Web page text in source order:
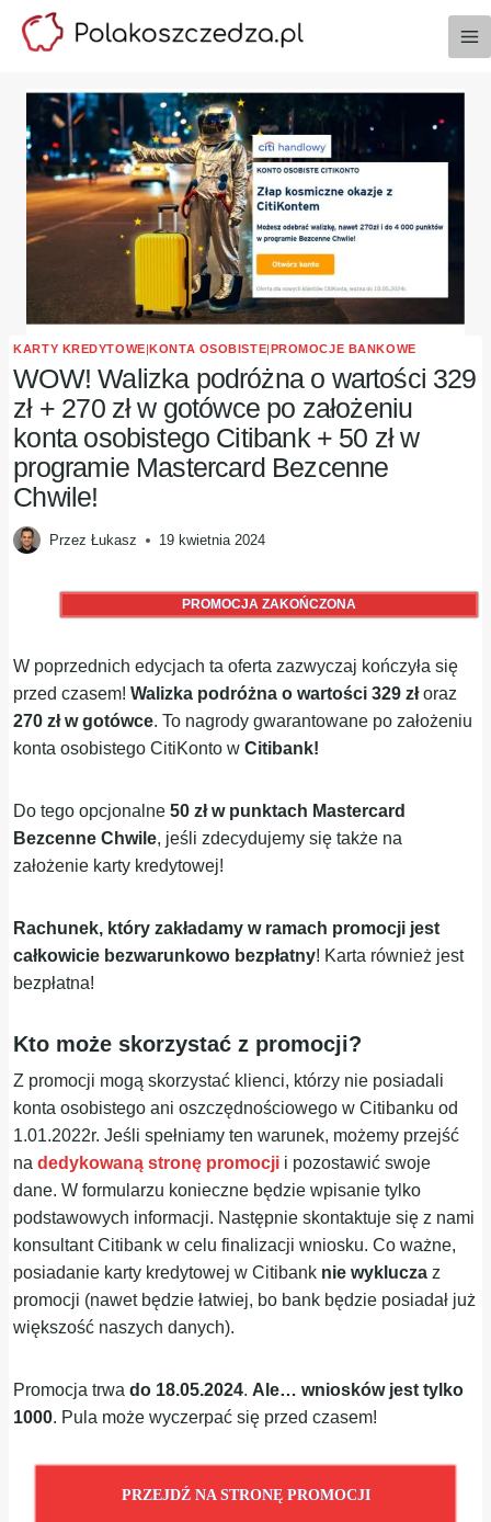
Przejdź
KARTY KREDYTOWE|KONTA OSOBISTE|PROMOCJE BANKOWE
WOW! Walizka podróżna o wartości 329
zł + 270 zł w gotówce po założeniu
konta osobistego Citibank + 50 zł w
programie Mastercard Bezcenne
Chwile!
Przez Łukasz 19 kwietnia 2024
PROMOCJA ZAKOŃCZONA
W poprzednich edycjach ta oferta zazwyczaj kończyła się
przed czasem!Walizka podróżna o wartości 329 złoraz
270 zł w gotówce. To nagrody gwarantowane po założeniu
konta osobistego CitiKonto wCitibank!
Do tego opcjonalne50 zł w punktach Mastercard
Bezcenne Chwile, jeśli zdecydujemy się także na
założenie karty kredytowej!
Rachunek, który zakładamy w ramach promocji jest
całkowicie bezwarunkowo bezpłatny! Karta również jest
bezpłatna!
Kto może skorzystać z promocji?
Z promocji mogą skorzystać klienci, którzy nie posiadali
konta osobistego ani oszczędnościowego w Citibanku od
1.01.2022r. Jeśli spełniamy ten warunek, możemy przejść
nadedykowaną stronę promocji i pozostawić swoje
dane. W formularzu konieczne będzie wpisanie tylko
podstawowych informacji. Następnie skontaktuje się z nami
konsultant Citibank w celu finalizacji wniosku. Co ważne,
posiadanie karty kredytowej w Citibank nie wyklucza z
promocji (nawet będzie łatwiej, bo bank będzie posiadał już
większość naszych danych).
Promocja trwado 18.05.2024. Ale… wniosków jest tylko
1000. Pula może wyczerpać się przed czasem!
PRZEJDŹ NA STRONĘ PROMOCJI